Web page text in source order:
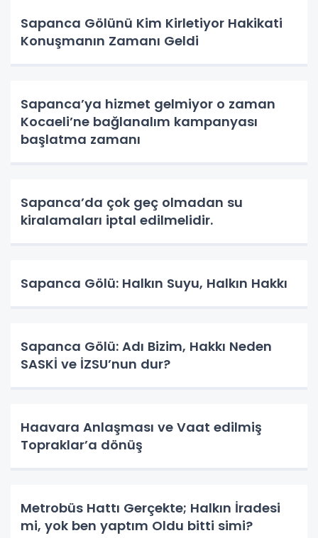
Sapanca Gölünü Kim Kirletiyor Hakikati
Konuşmanın Zamanı Geldi
Sapanca’ya hizmet gelmiyor o zaman
Kocaeli’ne bağlanalım kampanyası
başlatma zamanı
Sapanca’da çok geç olmadan su
kiralamaları iptal edilmelidir.
Sapanca Gölü: Halkın Suyu, Halkın Hakkı
Sapanca Gölü: Adı Bizim, Hakkı Neden
SASKİ ve İZSU’nun dur?
Haavara Anlaşması ve Vaat edilmiş
Topraklar’a dönüş
Metrobüs Hattı Gerçekte; Halkın İradesi
mi, yok ben yaptım Oldu bitti simi?